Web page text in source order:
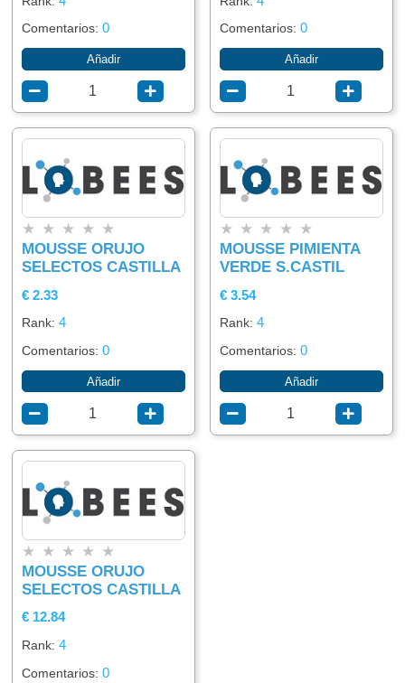
Comentarios:0
Añadir
Comentarios:0
Añadir
★ ★ ★ ★ ★
MOUSSE ORUJO
SELECTOS CASTILLA
€ 2.33
Rank:4
Comentarios:0
Añadir
★ ★ ★ ★ ★
MOUSSE PIMIENTA
VERDE S.CASTIL
€ 3.54
Rank:4
Comentarios:0
Añadir
★ ★ ★ ★ ★
MOUSSE ORUJO
SELECTOS CASTILLA
€ 12.84
Rank:4
Comentarios:0